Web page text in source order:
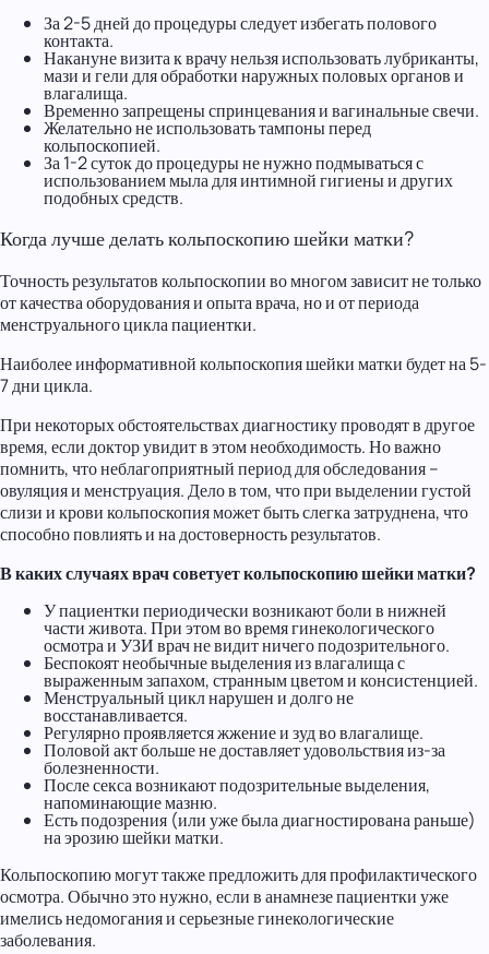
За 2-5 дней до процедуры следует избегать полового
контакта.
Накануне визита к врачу нельзя использовать лубриканты,
мази и гели для обработки наружных половых органов и
влагалища.
Временно запрещены спринцевания и вагинальные свечи.
Желательно не использовать тампоны перед
кольпоскопией.
За 1-2 суток до процедуры не нужно подмываться с
использованием мыла для интимной гигиены и других
подобных средств.
Когда лучше делать кольпоскопию шейки матки?
Точность результатов кольпоскопии во многом зависит не только
от качества оборудования и опыта врача, но и от периода
менструального цикла пациентки.
Наиболее информативной кольпоскопия шейки матки будет на 5-
7 дни цикла.
При некоторых обстоятельствах диагностику проводят в другое
время, если доктор увидит в этом необходимость. Но важно
помнить, что неблагоприятный период для обследования –
овуляция и менструация. Дело в том, что при выделении густой
слизи и крови кольпоскопия может быть слегка затруднена, что
способно повлиять и на достоверность результатов.
В каких случаях врач советует кольпоскопию шейки матки?
У пациентки периодически возникают боли в нижней
части живота. При этом во время гинекологического
осмотра и УЗИ врач не видит ничего подозрительного.
Беспокоят необычные выделения из влагалища с
выраженным запахом, странным цветом и консистенцией.
Менструальный цикл нарушен и долго не
восстанавливается.
Регулярно проявляется жжение и зуд во влагалище.
Половой акт больше не доставляет удовольствия из-за
болезненности.
После секса возникают подозрительные выделения,
напоминающие мазню.
Есть подозрения (или уже была диагностирована раньше)
на эрозию шейки матки.
Кольпоскопию могут также предложить для профилактического
осмотра. Обычно это нужно, если в анамнезе пациентки уже
имелись недомогания и серьезные гинекологические
заболевания.